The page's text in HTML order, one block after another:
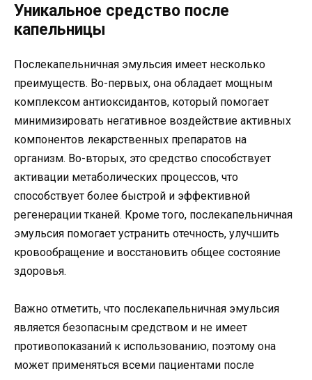
Уникальное средство после
капельницы
Послекапельничная эмульсия имеет несколько
преимуществ. Во-первых, она обладает мощным
комплексом антиоксидантов, который помогает
минимизировать негативное воздействие активных
компонентов лекарственных препаратов на
организм. Во-вторых, это средство способствует
активации метаболических процессов, что
способствует более быстрой и эффективной
регенерации тканей. Кроме того, послекапельничная
эмульсия помогает устранить отечность, улучшить
кровообращение и восстановить общее состояние
здоровья.
Важно отметить, что послекапельничная эмульсия
является безопасным средством и не имеет
противопоказаний к использованию, поэтому она
может применяться всеми пациентами после